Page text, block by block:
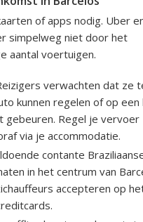
of apps nodig. Uber
simpelweg niet door het
aantal voertuigen.
verwachten dat ze
kunnen regelen of op een
gebeuren. Regel je vervoer
via je accommodatie.
contante
in het centrum van
accepteren op